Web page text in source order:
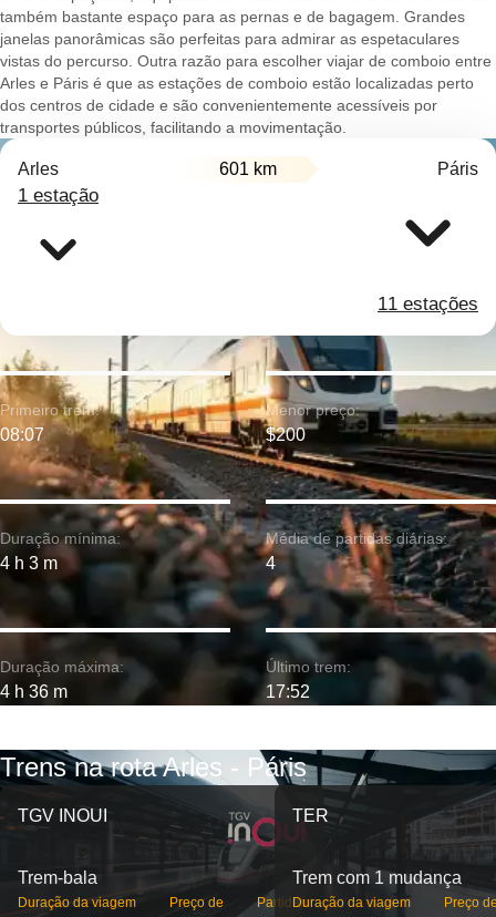
também bastante espaço para as pernas e de bagagem. Grandes
janelas panorâmicas são perfeitas para admirar as espetaculares
vistas do percurso. Outra razão para escolher viajar de comboio entre
Arles e Páris é que as estações de comboio estão localizadas perto
dos centros de cidade e são convenientemente acessíveis por
transportes públicos, facilitando a movimentação.
Arles 601 km Páris
1 estação
11 estações
Duração mínima:
4 h 3 m
Primeiro trem:
08:07
Duração máxima:
4 h 36 m
Menor preço:
$200
Média de partidas diárias:
4
Último trem:
17:52
Trens na rota Arles - Páris
TGV INOUI
Trem-bala
Duração da viagem Preço de Partidas
TER
Trem com 1 mudança
Duração da viagem Preço